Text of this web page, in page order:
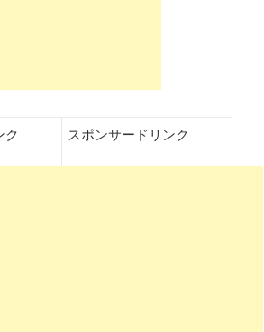
ク スポンサードリンク